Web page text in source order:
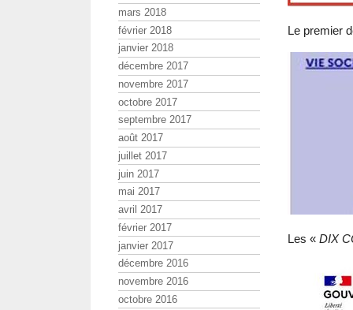
Le premier
Les « DIX
mars 2018
février 2018
janvier 2018
décembre 2017
novembre 2017
octobre 2017
septembre 2017
août 2017
juillet 2017
juin 2017
mai 2017
avril 2017
février 2017
janvier 2017
décembre 2016
novembre 2016
octobre 2016